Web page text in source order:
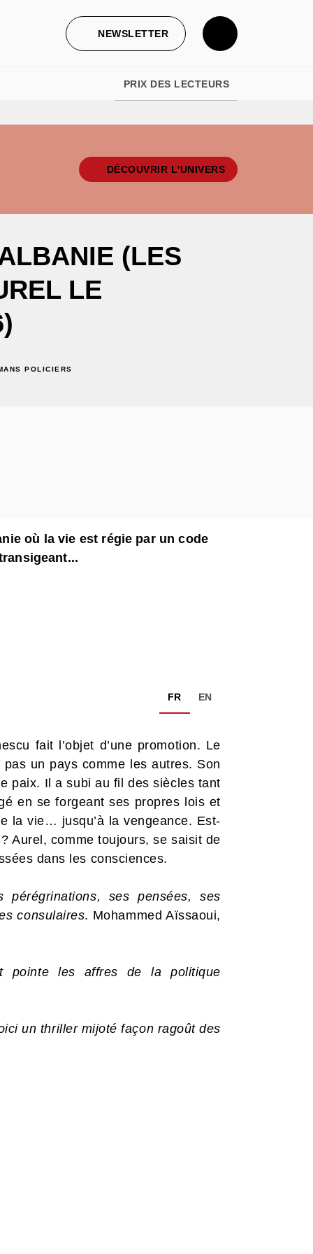
NEWSLETTER
PRIX DES LECTEURS
DÉCOUVRIR L'UNIVERS
(LES
LE
POLICIERS
où la vie est régie par un code
FR EN
fait l’objet d’une promotion. Le
un pays comme les autres. Son
paix. Il a subi au fil des siècles tant
en se forgeant ses propres lois et
la vie… jusqu’à la vengeance. Est-
Aurel, comme toujours, se saisit de
dans les consciences.
ses pensées, ses
consulaires. Mohammed Aïssaoui,
pointe les affres de la politique
un thriller mijoté façon ragoût des